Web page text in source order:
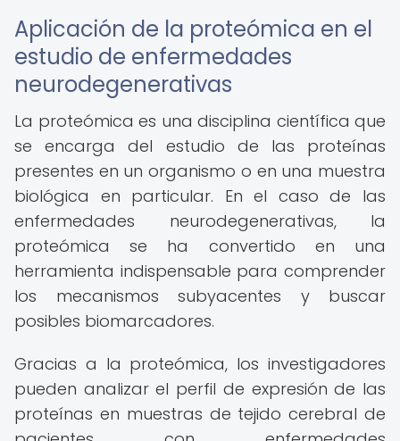
Aplicación de la proteómica en el
estudio de enfermedades
neurodegenerativas
La proteómica es una disciplina científica que
se encarga del estudio de las proteínas
presentes en un organismo o en una muestra
biológica en particular. En el caso de las
enfermedades neurodegenerativas, la
proteómica se ha convertido en una
herramienta indispensable para comprender
los mecanismos subyacentes y buscar
posibles biomarcadores.
Gracias a la proteómica, los investigadores
pueden analizar el perfil de expresión de las
proteínas en muestras de tejido cerebral de